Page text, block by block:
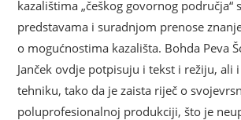
kazalištima „češkog govornog područja“
predstavama i suradnjom prenose
o mogućnostima kazališta. Bohda Peva
Janček ovdje potpisuju i tekst i režiju, ali
tehniku, tako da je zaista riječ o
poluprofesionalnoj produkciji, što je